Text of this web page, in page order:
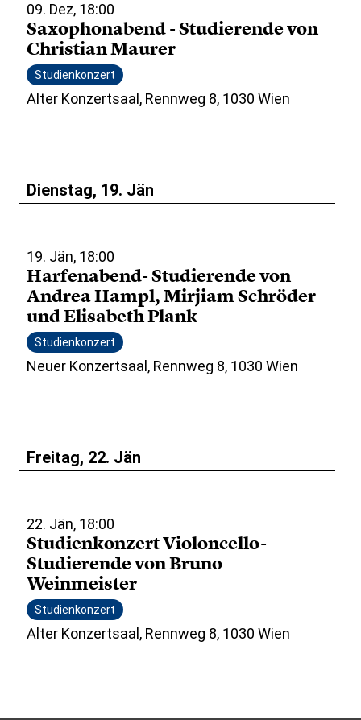
09. Dez, 18:00
Saxophonabend - Studierende von
Christian Maurer
Studienkonzert
Alter Konzertsaal, Rennweg 8, 1030 Wien
Dienstag, 19. Jän
19. Jän, 18:00
Harfenabend- Studierende von
Andrea Hampl, Mirjiam Schröder
und Elisabeth Plank
Studienkonzert
Neuer Konzertsaal, Rennweg 8, 1030 Wien
Freitag, 22. Jän
22. Jän, 18:00
Studienkonzert Violoncello-
Studierende von Bruno
Weinmeister
Studienkonzert
Alter Konzertsaal, Rennweg 8, 1030 Wien